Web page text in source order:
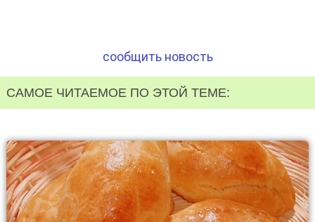
сообщить новость
САМОЕ ЧИТАЕМОЕ ПО ЭТОЙ ТЕМЕ: